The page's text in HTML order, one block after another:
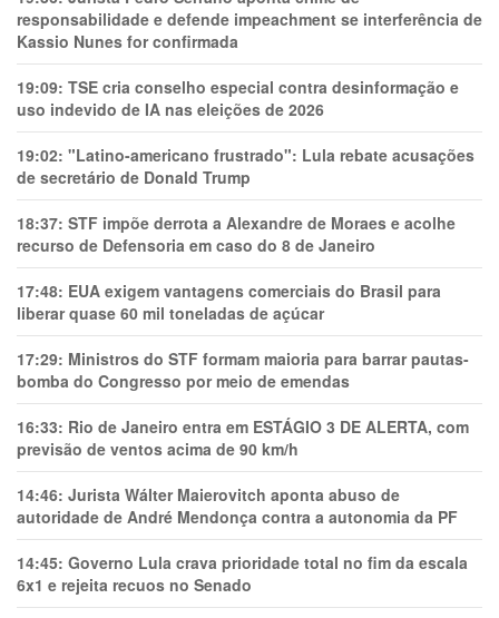
responsabilidade e defende impeachment se interferência de
Kassio Nunes for confirmada
19:09: TSE cria conselho especial contra desinformação e
uso indevido de IA nas eleições de 2026
19:02: "Latino-americano frustrado": Lula rebate acusações
de secretário de Donald Trump
18:37: STF impõe derrota a Alexandre de Moraes e acolhe
recurso de Defensoria em caso do 8 de Janeiro
17:48: EUA exigem vantagens comerciais do Brasil para
liberar quase 60 mil toneladas de açúcar
17:29: Ministros do STF formam maioria para barrar pautas-
bomba do Congresso por meio de emendas
16:33: Rio de Janeiro entra em ESTÁGIO 3 DE ALERTA, com
previsão de ventos acima de 90 km/h
14:46: Jurista Wálter Maierovitch aponta abuso de
autoridade de André Mendonça contra a autonomia da PF
14:45: Governo Lula crava prioridade total no fim da escala
6x1 e rejeita recuos no Senado